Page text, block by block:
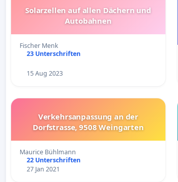
Solarzellen auf allen Dächern und
Autobahnen
Fischer Menk
23 Unterschriften
15 Aug 2023
Verkehrsanpassung an der
Dorfstrasse, 9508 Weingarten
Maurice Bühlmann
22 Unterschriften
27 Jan 2021